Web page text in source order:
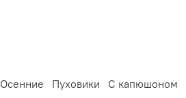
Осенние Пуховики С капюшоном